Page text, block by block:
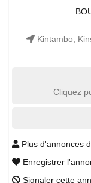
Kintambo,
Cliquez
Plus d'annonces
Enregistrer
Signaler cette